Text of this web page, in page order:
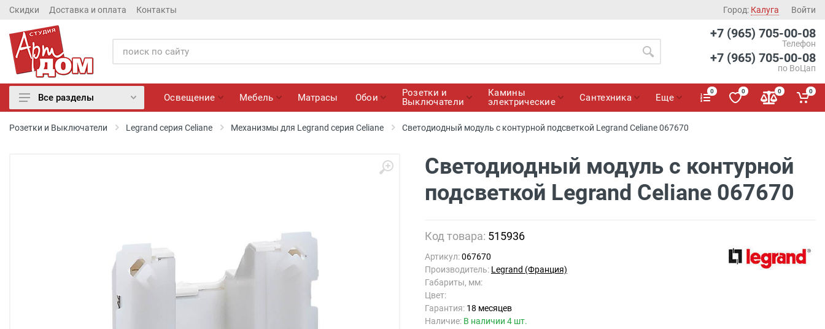
Скидки Доставка и оплата Контакты Город: Калуга Войти
+7 (965) 705-00-08
Телефон
+7 (965) 705-00-08
по ВоЦап
Отделочные материалы
Все разделы Освещение Мебель Матрасы Обои
Розетки и
Выключатели
Камины
электрические
Сантехника Еще
0 0 0 0
Розетки и Выключатели Legrand серия Celiane Механизмы для Legrand серия Celiane Светодиодный модуль с контурной подсветкой Legrand Celiane 067670
Светодиодный модуль с контурной
подсветкой Legrand Celiane 067670
Код товара: 515936
Артикул:067670
Производитель: Legrand (Франция)
Габариты, мм:
Цвет:
Гарантия: 18 месяцев
Наличие: В наличии 4 шт.